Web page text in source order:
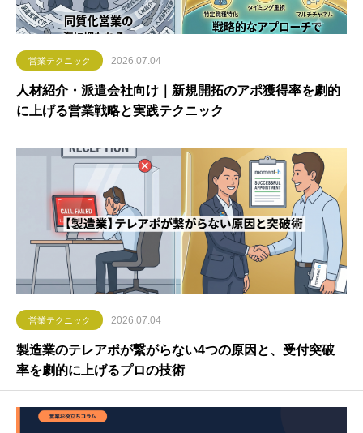
営業テクニック 2026.07.04
人材紹介・派遣会社向け｜新規開拓のアポ獲得率を劇的
に上げる営業戦略と実践テクニック
営業テクニック 2026.07.04
製造業のテレアポが繋がらない4つの原因と、受付突破
率を劇的に上げるプロの技術